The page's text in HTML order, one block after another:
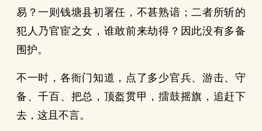
易？一则钱塘县初署任，不甚熟谙；二者所斩的
犯人乃官宦之女，谁敢前来劫得？因此没有多备
围护。
不一时，各衙门知道，点了多少官兵、游击、守
备、千百、把总，顶盔贯甲，擂鼓摇旗，追赶下
去，这且不言。